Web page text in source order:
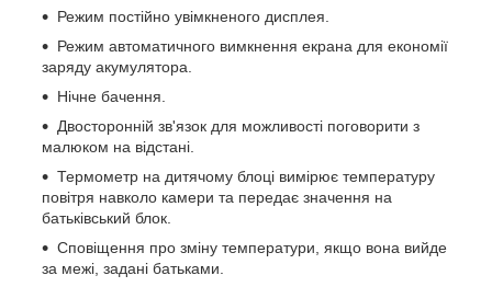
Режим постійно увімкненого дисплея.
Режим автоматичного вимкнення екрана для економії
заряду акумулятора.
Нічне бачення.
Двосторонній зв'язок для можливості поговорити з
малюком на відстані.
Термометр на дитячому блоці вимірює температуру
повітря навколо камери та передає значення на
батьківський блок.
Сповіщення про зміну температури, якщо вона вийде
за межі, задані батьками.